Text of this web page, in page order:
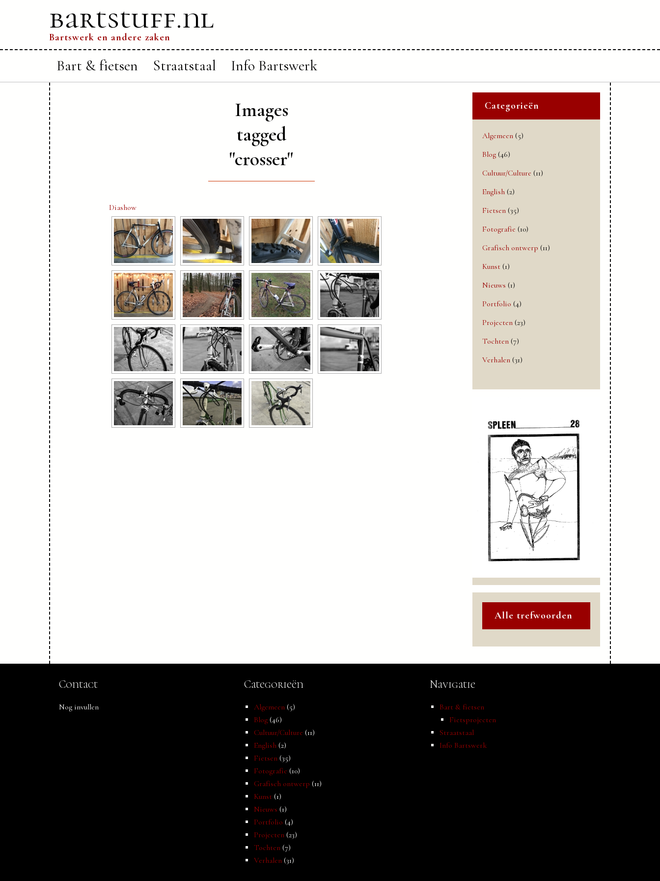
bartstuff.nl
Bartswerk en andere zaken
Bart & fietsen Straatstaal Info Bartswerk
Images
tagged
"crosser"
Diashow
Categorieën
Algemeen (5)
Blog (46)
Cultuur/Culture (11)
English (2)
Fietsen (35)
Fotografie (10)
Grafisch ontwerp (11)
Kunst (1)
Nieuws (1)
Portfolio (4)
Projecten (23)
Tochten (7)
Verhalen (31)
Alle trefwoorden
Contact
Nog invullen
Categorieën
Algemeen (5)
Blog (46)
Cultuur/Culture (11)
English (2)
Fietsen (35)
Fotografie (10)
Grafisch ontwerp (11)
Kunst (1)
Nieuws (1)
Portfolio (4)
Projecten (23)
Tochten (7)
Verhalen (31)
Navigatie
Bart & fietsen
Fietsprojecten
Straatstaal
Info Bartswerk